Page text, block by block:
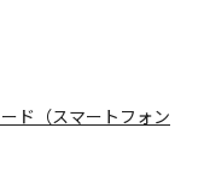
ド（スマートフォン